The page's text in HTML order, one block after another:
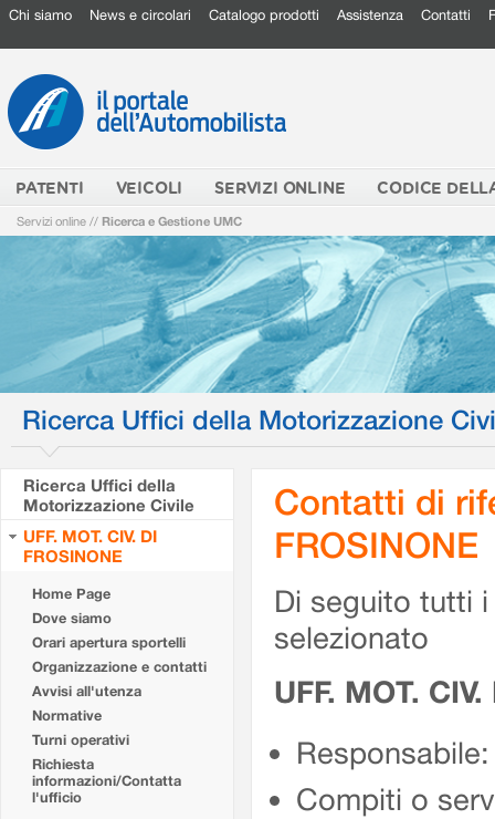
Chi siamo News e circolari Catalogo prodotti Assistenza Contatti
PATENTI VEICOLI SERVIZI ONLINE CODICE
Servizi online // Ricerca e Gestione UMC
Ricerca Uffici della Motorizzazione
Ricerca Uffici della
Motorizzazione Civile
UFF. MOT. CIV. DI
FROSINONE
Home Page
Dove siamo
Orari apertura sportelli
Organizzazione e contatti
Avvisi all'utenza
Normative
Turni operativi
Richiesta
informazioni/Contatta
l'ufficio
Contatti di
FROSINONE
Di seguito tutti
selezionato
UFF. MOT.
Compiti o